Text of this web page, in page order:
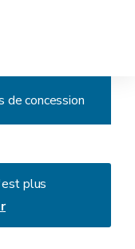
de concession
plus